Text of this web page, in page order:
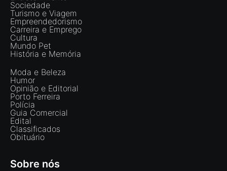
Sociedade
Turismo e Viagem
Empreendedorismo
Carreira e Emprego
Cultura
Mundo Pet
História e Memória
Moda e Beleza
Humor
Opinião e Editorial
Porto Ferreira
Polícia
Guia Comercial
Edital
Classificados
Obituário
Sobre nós